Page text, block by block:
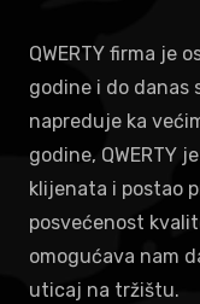
QWERTY firma je
godine i do danas
napreduje ka
godine, QWERTY
klijenata i postao
posvećenost
omogućava nam
uticaj na tržištu.